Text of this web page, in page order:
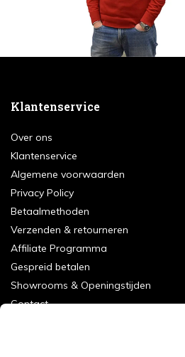
Klantenservice
Over ons
Klantenservice
Algemene voorwaarden
Privacy Policy
Betaalmethoden
Verzenden & retourneren
Affiliate Programma
Gespreid betalen
Showrooms & Openingstijden
Contact